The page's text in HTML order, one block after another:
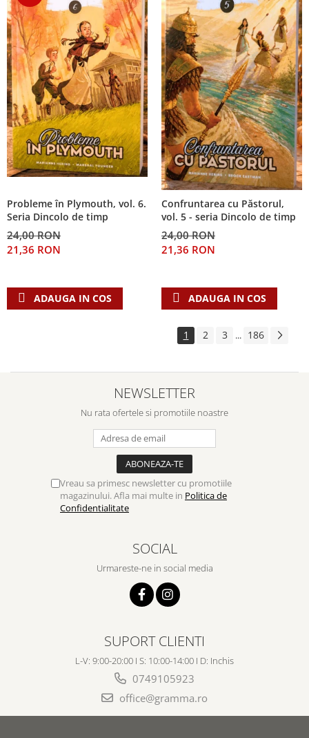
Probleme în Plymouth, vol. 6.
Seria Dincolo de timp
24,00 RON
21,36 RON
ADAUGA IN COS
Confruntarea cu Păstorul,
vol. 5 - seria Dincolo de timp
24,00 RON
21,36 RON
ADAUGA IN COS
1 2 3 ... 186
NEWSLETTER
Nu rata ofertele si promotiile noastre
Vreau sa primesc newsletter cu promotiile
magazinului. Afla mai multe in Politica de
Confidentialitate
SOCIAL
Urmareste-ne in social media
SUPORT CLIENTI
L-V: 9:00-20:00 I S: 10:00-14:00 I D: Inchis
0749105923
office@gramma.ro